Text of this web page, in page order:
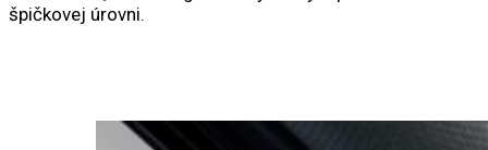
špičkovej úrovni.